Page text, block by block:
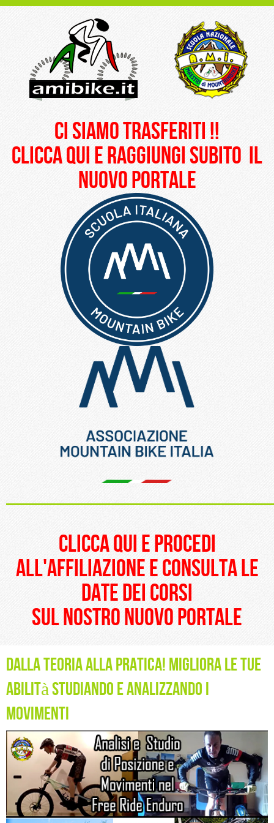
ci siamo trasferiti !!
clicca qui e raggiungi subito il
nuovo portale
clicca qui e procedi
all'affiliazione e consulta le
date dei corsi
sul nostro nuovo portale
Dalla teoria alla pratica! Migliora le tue
abilità studiando e analizzando i
movimenti